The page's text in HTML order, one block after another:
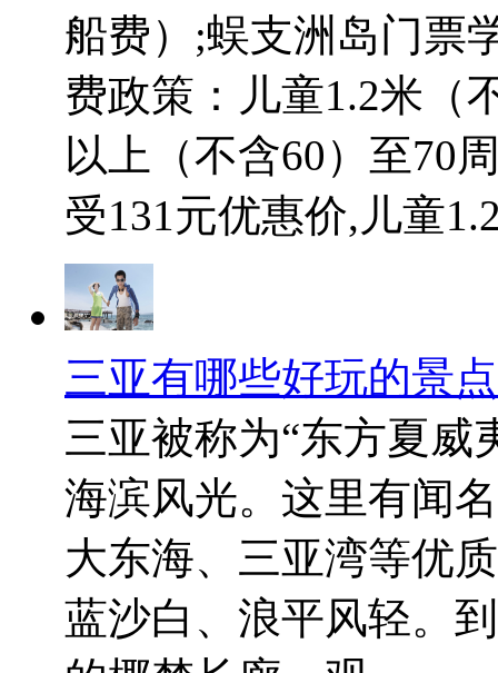
船费）;蜈支洲岛门票
费政策：儿童1.2米（
以上（不含60）至70
受131元优惠价,儿童
三亚有哪些好玩的景
三亚被称为“东方夏威
海滨风光。这里有闻
大东海、三亚湾等优
蓝沙白、浪平风轻。